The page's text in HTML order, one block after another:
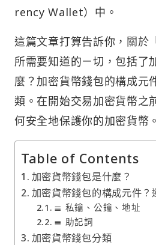
rency Wallet）中。
這篇文章打算告訴你，關於
所需要知道的ㄧ切，包括了
麼？加密貨幣錢包的構成元
類。在開始交易加密貨幣之
何安全地保護你的加密貨幣。
Table of Contents
加密貨幣錢包是什麼？
加密貨幣錢包的構成元件？
≣ 私鑰、公鑰、地址
≣ 助記詞
加密貨幣錢包分類